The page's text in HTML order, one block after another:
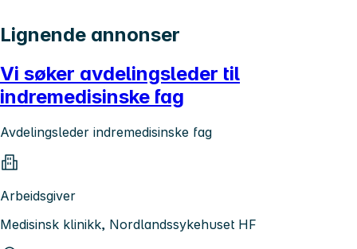
Lignende annonser
Vi søker avdelingsleder til
indremedisinske fag
Avdelingsleder indremedisinske fag
Arbeidsgiver
Medisinsk klinikk, Nordlandssykehuset HF